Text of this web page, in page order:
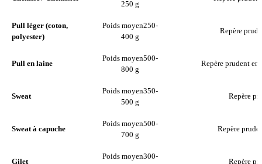
250 g
Pull léger (coton,
polyester)
Poids moyen250-
400 g
Repère
Pull en laine
Poids moyen500-
800 g
Repère prudent en
Sweat
Poids moyen350-
500 g
Repère
Sweat à capuche
Poids moyen500-
700 g
Repère
Gilet
Poids moyen300-
Repère